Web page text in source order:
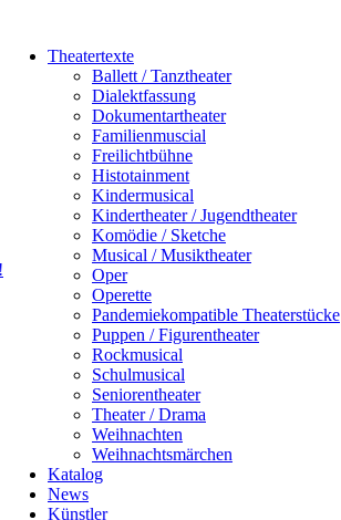
Theatertexte
Ballett / Tanztheater
Dialektfassung
Dokumentartheater
Familienmuscial
Freilichtbühne
Histotainment
Kindermusical
Kindertheater / Jugendtheater
Komödie / Sketche
Musical / Musiktheater
Oper
Operette
Pandemiekompatible Theaterstücke
Puppen / Figurentheater
Rockmusical
Schulmusical
Seniorentheater
Theater / Drama
Weihnachten
Weihnachtsmärchen
Katalog
News
Künstler